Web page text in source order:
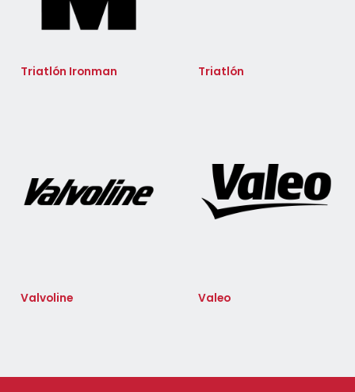
Triatlón Ironman Triatlón
Valvoline Valeo